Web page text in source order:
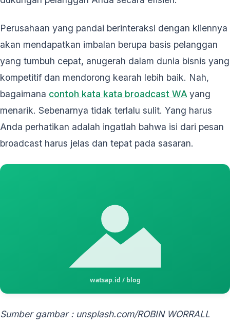
Perusahaan yang pandai berinteraksi dengan kliennya
akan mendapatkan imbalan berupa basis pelanggan
yang tumbuh cepat, anugerah dalam dunia bisnis yang
kompetitif dan mendorong kearah lebih baik. Nah,
bagaimana contoh kata kata broadcast WA yang
menarik. Sebenarnya tidak terlalu sulit. Yang harus
Anda perhatikan adalah ingatlah bahwa isi dari pesan
broadcast harus jelas dan tepat pada sasaran.
Sumber gambar : unsplash.com/ROBIN WORRALL